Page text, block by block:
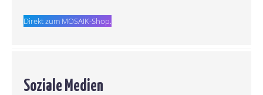
Direkt zum MOSAIK-Shop.
Soziale Medien